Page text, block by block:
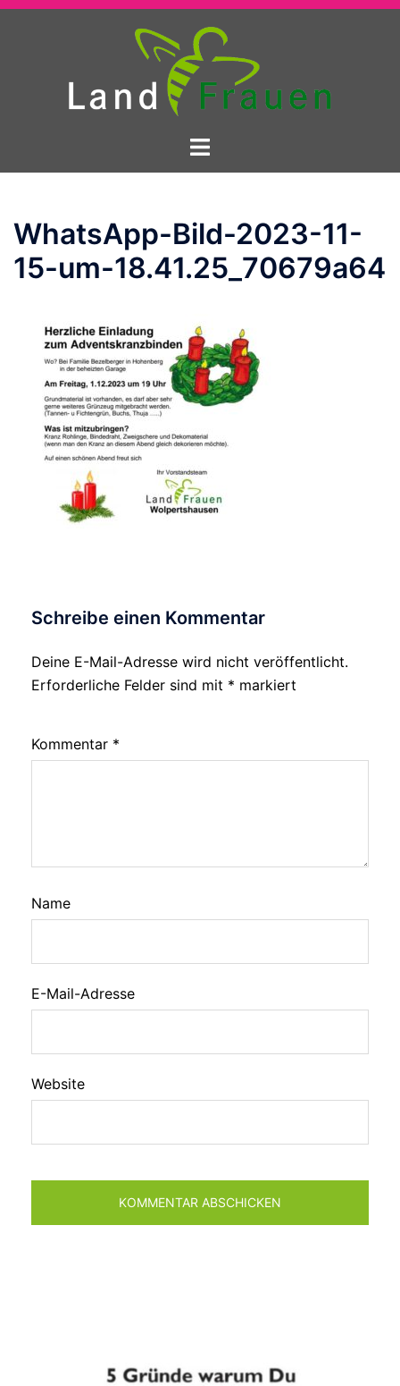
Menü
WhatsApp-Bild-2023-11-
15-um-18.41.25_70679a64
Schreibe einen Kommentar
Deine E-Mail-Adresse wird nicht veröffentlicht.
Erforderliche Felder sind mit * markiert
Kommentar *
Name
E-Mail-Adresse
Website
Alternative: